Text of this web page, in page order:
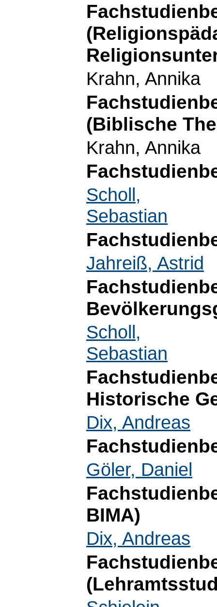
Krahn, Annika
(Biblische
Krahn, Annika
Scholl,
Sebastian
Jahreiß, Astrid
Scholl,
Sebastian
Historische
Dix, Andreas
Göler, Daniel
BIMA)
Dix, Andreas